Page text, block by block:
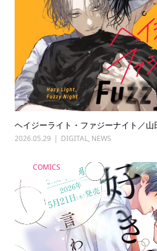
ヘイジーライト・ファジーナイト／山
2026.05.29 DIGITAL, NEWS
COMICS